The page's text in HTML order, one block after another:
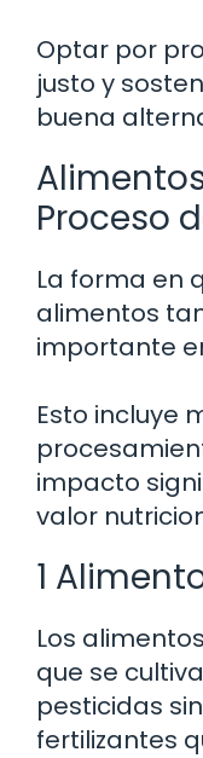
Optar por
justo y
buena
Proceso
La forma en
alimentos
importante
Esto incluye
impacto
valor
1
Los
que se
pesticidas
fertilizantes